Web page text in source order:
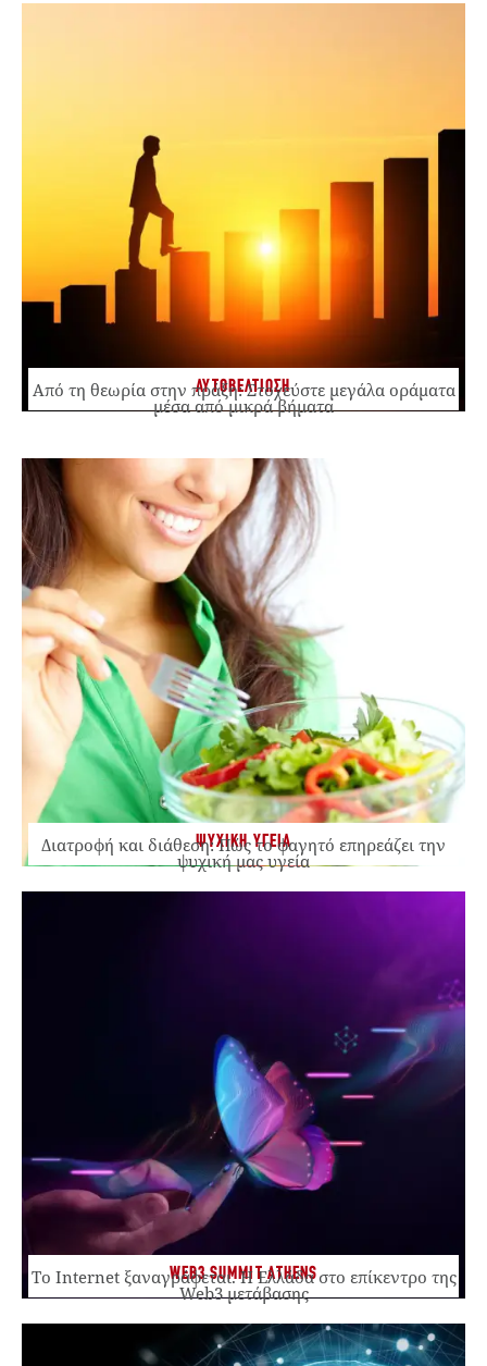
ΑΥΤΟΒΕΛΤΙΩΣΗ
Από τη θεωρία στην πράξη: Στοχεύστε μεγάλα οράματα
μέσα από μικρά βήματα
ΨΥΧΙΚΗ ΥΓΕΙΑ
Διατροφή και διάθεση: Πώς το φαγητό επηρεάζει την
ψυχική μας υγεία
WEB3 SUMMIT ATHENS
Το Internet ξαναγράφεται. Η Ελλάδα στο επίκεντρο της
Web3 μετάβασης